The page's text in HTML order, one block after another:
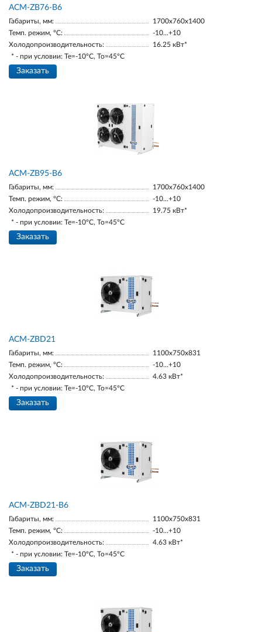
ACM-ZB76-B6
Габариты, мм:
1700х760х1400
Темп. режим, °С:
-10...+10
Холодопроизводительность:
16.25 кВт*
* - при условии: Te=-10ºC, To=45ºC
Заказать
ACM-ZB95-В6
Габариты, мм:
1700х760х1400
Темп. режим, °С:
-10...+10
Холодопроизводительность:
19.75 кВт*
* - при условии: Te=-10ºC, To=45ºC
Заказать
ACM-ZBD21
Габариты, мм:
1100х750х831
Темп. режим, °С:
-10…+10
Холодопроизводительность:
4.63 кВт*
* - при условии: Te=-10ºC, To=45ºC
Заказать
ACM-ZBD21-В6
Габариты, мм:
1100х750х831
Темп. режим, °С:
-10…+10
Холодопроизводительность:
4.63 кВт*
* - при условии: Te=-10ºC, To=45ºC
Заказать